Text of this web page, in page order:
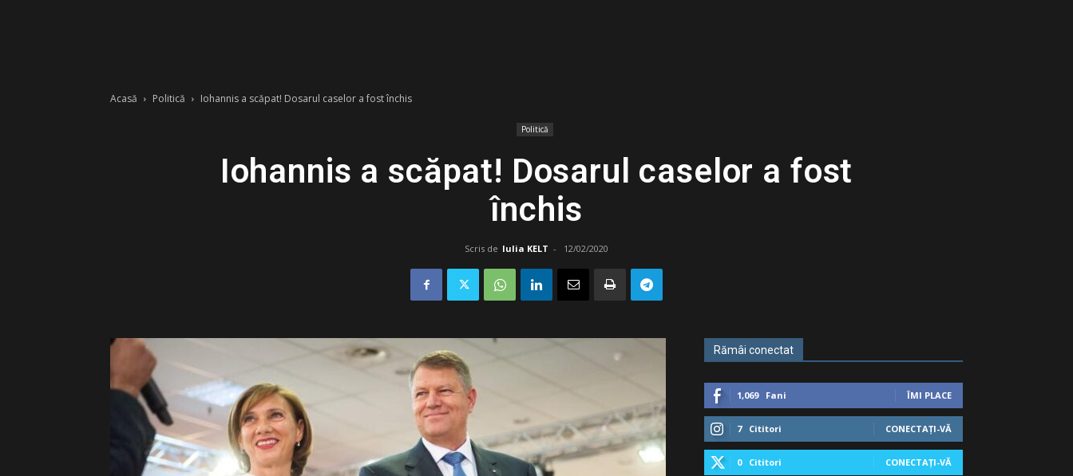
Acasă Politică Iohannis a scăpat! Dosarul caselor a fost închis
Politică
Iohannis a scăpat! Dosarul caselor a fost
închis
Scris de Iulia KELT - 12/02/2020
Rămâi conectat
1,069 Fani ÎMI PLACE
7 Cititori CONECTAȚI-VĂ
0 Cititori CONECTAȚI-VĂ